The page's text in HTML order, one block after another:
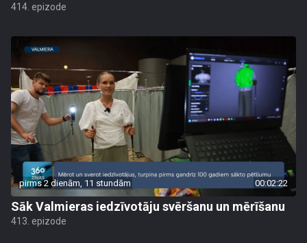
414. epizode
pirms 2 dienām, 11 stundām 00:02:22
Sāk Valmieras iedzīvotāju svēršanu un mērīšanu
413. epizode